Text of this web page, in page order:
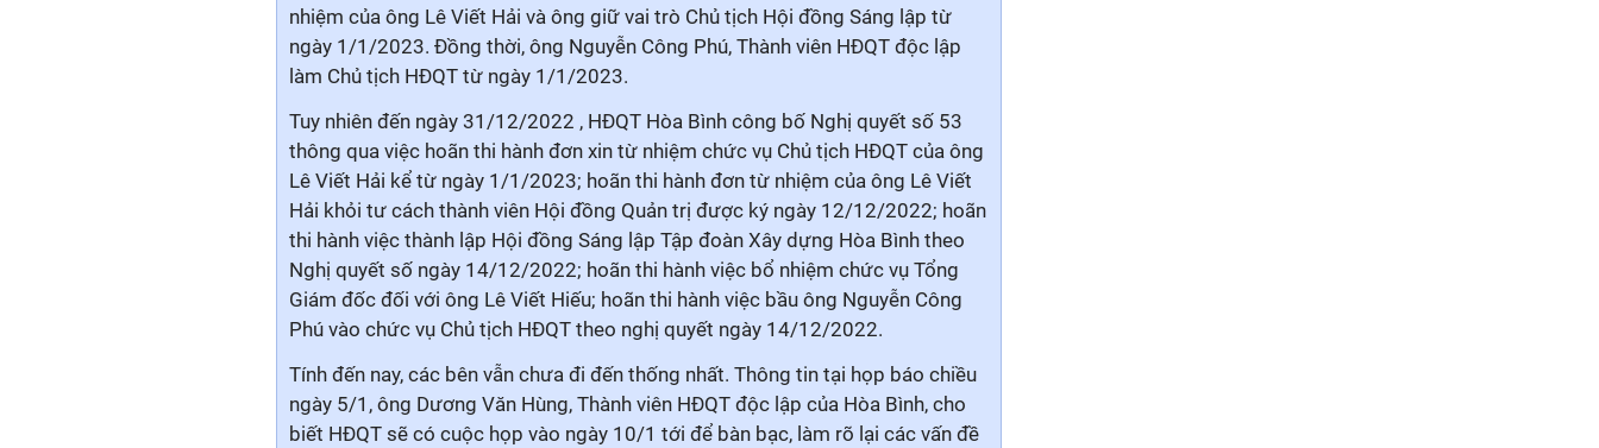
nhiệm của ông Lê Viết Hải và ông giữ vai trò Chủ tịch Hội đồng Sáng lập từ
ngày 1/1/2023. Đồng thời, ông Nguyễn Công Phú, Thành viên HĐQT độc lập
làm Chủ tịch HĐQT từ ngày 1/1/2023.
Tuy nhiên đến ngày 31/12/2022 , HĐQT Hòa Bình công bố Nghị quyết số 53
thông qua việc hoãn thi hành đơn xin từ nhiệm chức vụ Chủ tịch HĐQT của ông
Lê Viết Hải kể từ ngày 1/1/2023; hoãn thi hành đơn từ nhiệm của ông Lê Viết
Hải khỏi tư cách thành viên Hội đồng Quản trị được ký ngày 12/12/2022; hoãn
thi hành việc thành lập Hội đồng Sáng lập Tập đoàn Xây dựng Hòa Bình theo
Nghị quyết số ngày 14/12/2022; hoãn thi hành việc bổ nhiệm chức vụ Tổng
Giám đốc đối với ông Lê Viết Hiếu; hoãn thi hành việc bầu ông Nguyễn Công
Phú vào chức vụ Chủ tịch HĐQT theo nghị quyết ngày 14/12/2022.
Tính đến nay, các bên vẫn chưa đi đến thống nhất. Thông tin tại họp báo chiều
ngày 5/1, ông Dương Văn Hùng, Thành viên HĐQT độc lập của Hòa Bình, cho
biết HĐQT sẽ có cuộc họp vào ngày 10/1 tới để bàn bạc, làm rõ lại các vấn đề